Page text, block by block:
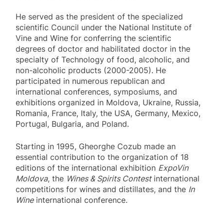
He served as the president of the specialized
scientific Council under the National Institute of
Vine and Wine for conferring the scientific
degrees of doctor and habilitated doctor in the
specialty of Technology of food, alcoholic, and
non-alcoholic products (2000-2005). He
participated in numerous republican and
international conferences, symposiums, and
exhibitions organized in Moldova, Ukraine, Russia,
Romania, France, Italy, the USA, Germany, Mexico,
Portugal, Bulgaria, and Poland.
Starting in 1995, Gheorghe Cozub made an
essential contribution to the organization of 18
editions of the international exhibition ExpoVin
Moldova, the Wines & Spirits Contestinternational
competitions for wines and distillates, and the In
Wineinternational conference.